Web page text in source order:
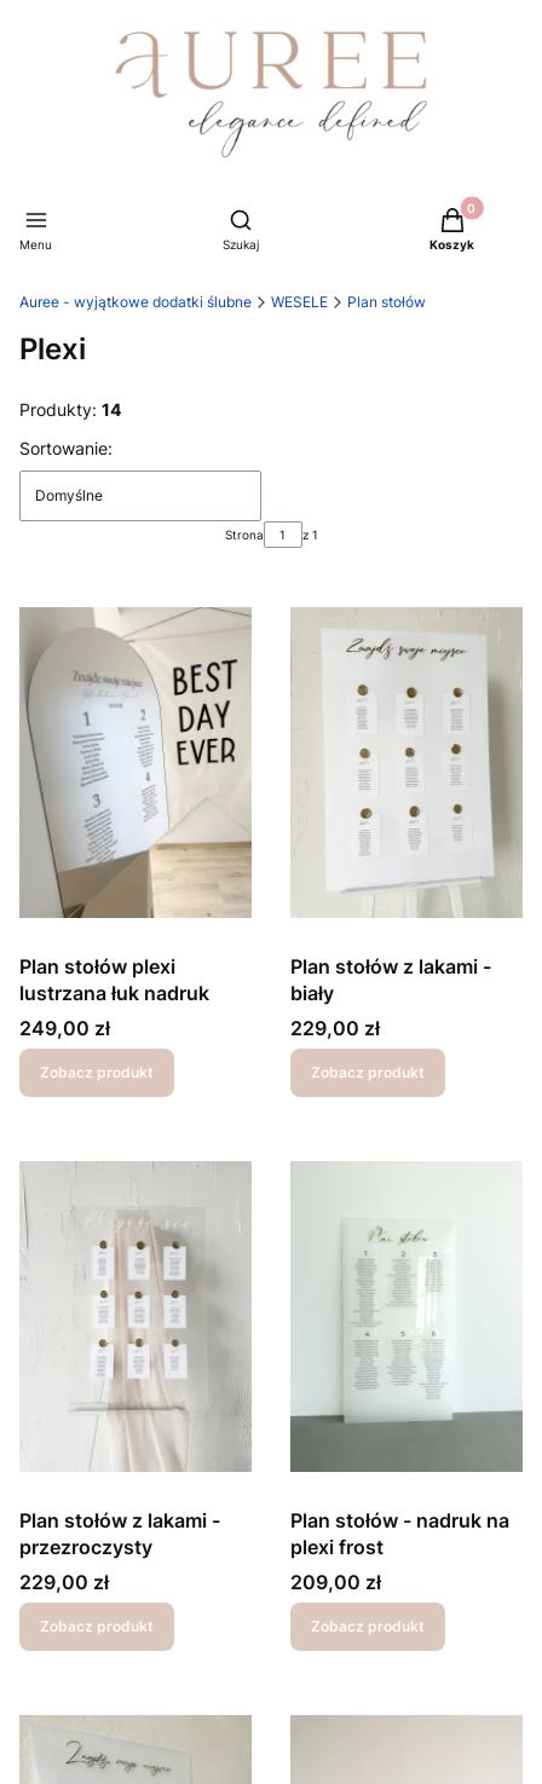
Menu
Otwórz wyszukiwarkę
Szukaj
Produkty w
Koszyk
Auree - wyjątkowe dodatki ślubne WESELE Plan stołów
Plexi
Produkty: 14
Lista produktów
Sortowanie:
Domyślne
Strona z 1
Plan stołów plexi
lustrzana łuk nadruk
Cena
249,00 zł
Zobacz produkt
Plan stołów z lakami -
biały
Cena
229,00 zł
Zobacz produkt
Plan stołów z lakami -
przezroczysty
Cena
229,00 zł
Zobacz produkt
Plan stołów - nadruk na
plexi frost
Cena
209,00 zł
Zobacz produkt